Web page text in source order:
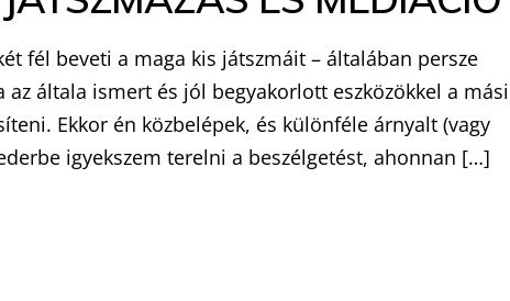
fél beveti a maga kis játszmáit – általában persze
általa ismert és jól begyakorlott eszközökkel a
Ekkor én közbelépek, és különféle árnyalt (vagy
igyekszem terelni a beszélgetést, ahonnan […]